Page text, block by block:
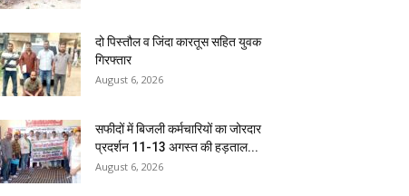
दो पिस्तौल व जिंदा कारतूस सहित युवक
गिरफ्तार
August 6, 2026
सफीदों में बिजली कर्मचारियों का जोरदार
प्रदर्शन 11-13 अगस्त की हड़ताल...
August 6, 2026